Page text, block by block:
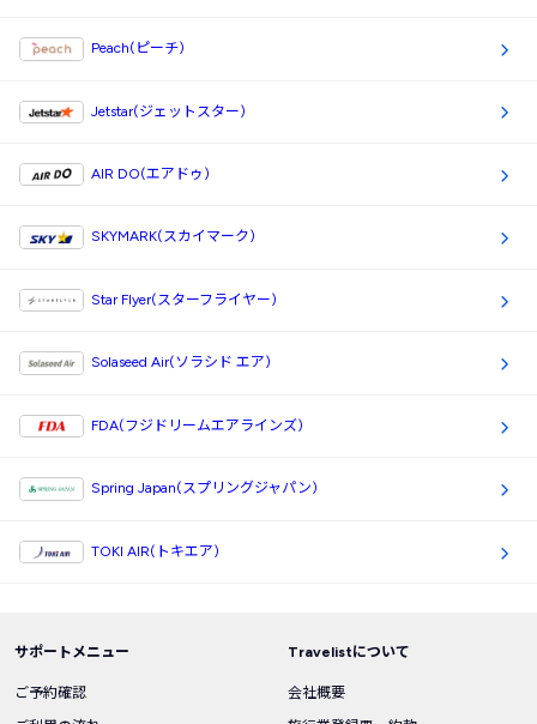
Peach(ピーチ)
Jetstar(ジェットスター)
AIR DO(エアドゥ)
SKYMARK(スカイマーク)
Star Flyer(スターフライヤー)
Solaseed Air(ソラシド エア)
FDA(フジドリームエアラインズ)
Spring Japan(スプリングジャパン)
TOKI AIR(トキエア)
サポートメニュー
ご予約確認
Travelistについて
会社概要